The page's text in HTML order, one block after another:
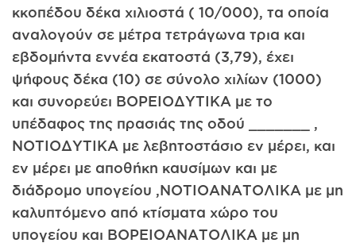
κκοπέδου δέκα χιλιοστά ( 10/000), τα οποία
αναλογούν σε μέτρα τετράγωνα τρια και
εβδομήντα εννέα εκατοστά (3,79), έχει
ψήφους δέκα (10) σε σύνολο χιλίων (1000)
και συνορεύει ΒΟΡΕΙΟΔΥΤΙΚΑ με το
υπέδαφος της πρασιάς της οδού _______ ,
ΝΟΤΙΟΔΥΤΙΚΑ με λεβητοστάσιο εν μέρει, και
εν μέρει με αποθήκη καυσίμων και με
διάδρομο υπογείου ,ΝΟΤΙΟΑΝΑΤΟΛΙΚΑ με μη
καλυπτόμενο από κτίσματα χώρο του
υπογείου και ΒΟΡΕΙΟΑΝΑΤΟΛΙΚΑ με μη